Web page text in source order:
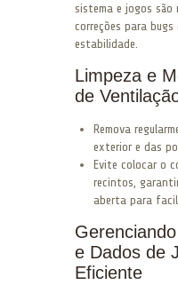
sistema e jogos são
correções para bugs
estabilidade.
Limpeza e
de
Remova
exterior e das
Evite colocar o
recintos,
aberta para
e Dados de
Eficiente